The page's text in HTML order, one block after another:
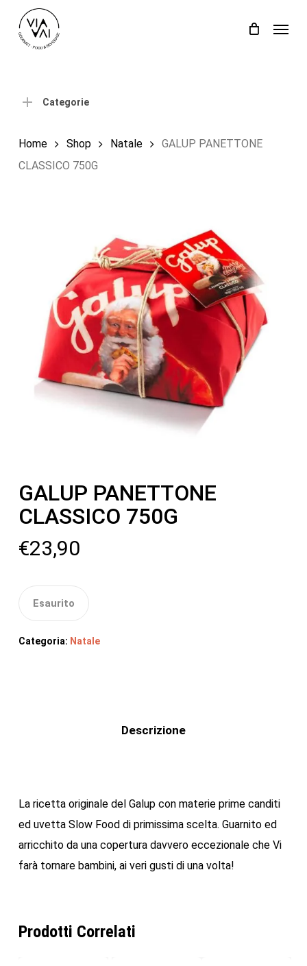
Carrello Close
Categorie
Home Shop Natale
GALUP PANETTONE
CLASSICO 750G
GALUP PANETTONE
CLASSICO 750G
€23,90
Esaurito
Categoria: Natale
Descrizione
La ricetta originale del Galup con materie prime canditi
ed uvetta Slow Food di primissima scelta. Guarnito ed
arricchito da una copertura davvero eccezionale che Vi
farà tornare bambini, ai veri gusti di una volta!
Prodotti Correlati